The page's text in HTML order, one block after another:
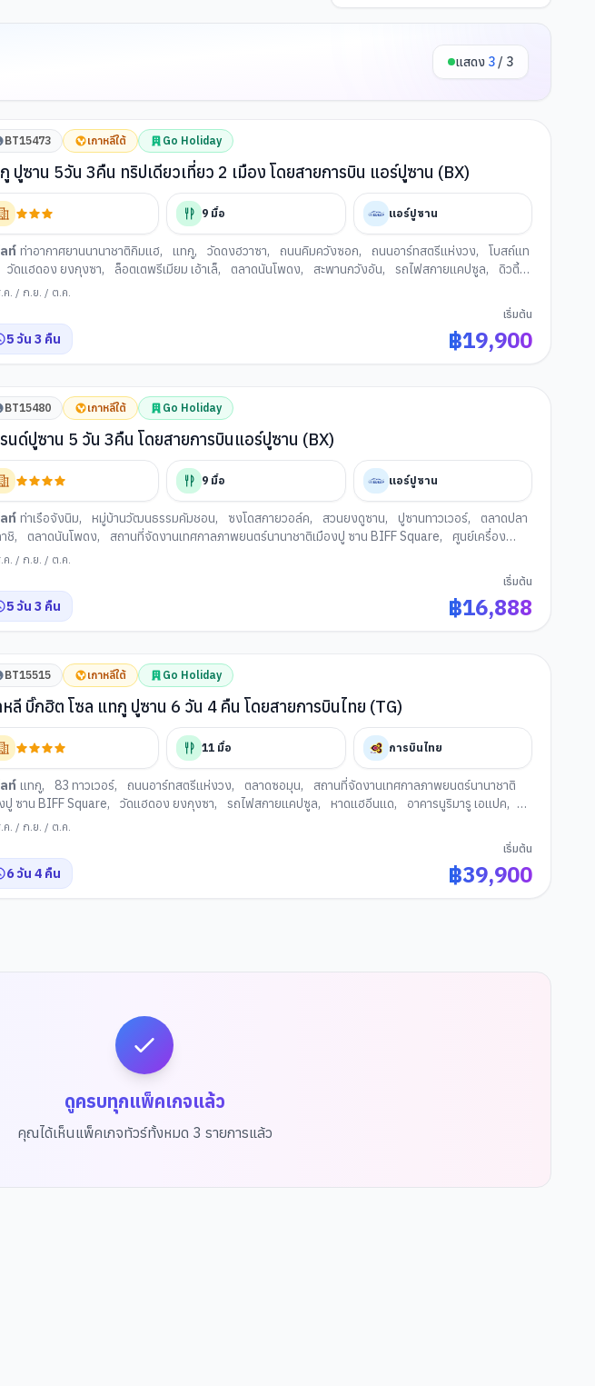
แสดง 3 / 3
BT15473 เกาหลีใต้ Go Holiday
แทกู ปูซาน 5วัน 3คืน ทริปเดียวเที่ยว 2 เมือง โดยสายการบิน แอร์ปูซาน (BX)
9 มื้อ แอร์ปูซาน
ท์ ท่าอากาศยานนานาชาติกิมแฮ, แทกู, วัดดงฮวาซา, ถนนคิมควังซอก, ถนนอาร์ทสตรีแห่งวง,
โบสถ์แท
วัดแฮดอง ยงกุงซา, ล็อตเตพรีเมียม เอ้าเล็, ตลาดนันโพดง, สะพานกวังอัน, รถไฟสกายแคปซูล,
ดิวตี้
กาหลีใต้) , หาดแฮอีนแด
ค. / ก.ย. / ต.ค.
5 วัน 3 คืน
เริ่มต้น
฿19,900
BT15480 เกาหลีใต้ Go Holiday
แกรนด์ปูซาน 5 วัน 3คืน โดยสายการบินแอร์ปูซาน (BX)
9 มื้อ แอร์ปูซาน
ท์ ท่าเรือจังนิม, หมู่บ้านวัฒนธรรมคัมชอน, ซงโดสกายวอล์ค, สวนยงดูซาน, ปูซานทาวเวอร์,
ตลาดปลา
ชิ, ตลาดนันโพดง, สถานที่จัดงานเทศกาลภาพยนตร์นานาชาติเมืองปู ซาน BIFF Square,
ศูนย์เครื่อง
ง , วัดแฮดอง ยงกุงซา
,
ภัณฑ์แฮนยอ,
ค. / ก.ย. / ต.ค.
5 วัน 3 คืน
เริ่มต้น
฿16,888
BT15515 เกาหลีใต้ Go Holiday
เกาหลี บิ๊กฮิต โซล แทกู ปูซาน 6 วัน 4 คืน โดยสายการบินไทย (TG)
11 มื้อ การบินไทย
ท์ แทกู, 83 ทาวเวอร์, ถนนอาร์ทสตรีแห่งวง, ตลาดซอมุน,
สถานที่จัดงานเทศกาลภาพยนตร์นานาชาติ
ปู ซาน BIFF Square, วัดแฮดอง ยงกุงซา, รถไฟสกายแคปซูล, หาดแฮอีนแด, อาคารนูริมารู เอแปค,
แฮอึนแด , สะพานกวังอัน
พิพิธภัณฑ์สัตว์น้าล็อตเต้เวิลด์อควา
, ศูนย์สมุนไพรเกาหลี
ค. / ก.ย. / ต.ค.
6 วัน 4 คืน
เริ่มต้น
฿39,900
ดูครบทุกแพ็คเกจแล้ว
คุณได้เห็นแพ็คเกจทัวร์ทั้งหมด 3 รายการแล้ว